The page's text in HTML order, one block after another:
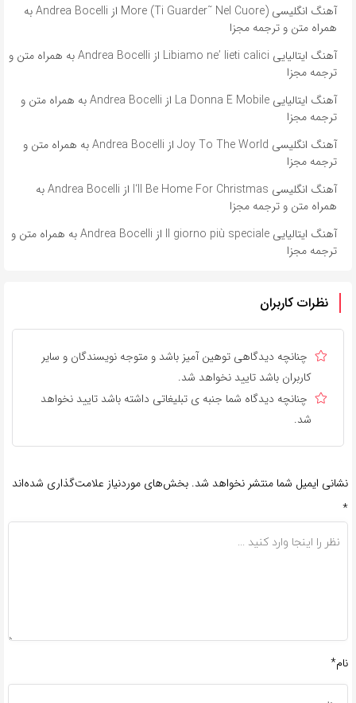
آهنگ انگلیسی More (Ti Guarder˜ Nel Cuore) از Andrea Bocelli به
همراه متن و ترجمه مجزا
آهنگ ایتالیایی Libiamo ne’ lieti calici از Andrea Bocelli به همراه متن و
ترجمه مجزا
آهنگ ایتالیایی La Donna È Mobile از Andrea Bocelli به همراه متن و
ترجمه مجزا
آهنگ انگلیسی Joy To The World از Andrea Bocelli به همراه متن و
ترجمه مجزا
آهنگ انگلیسی I‘ll Be Home For Christmas از Andrea Bocelli به
همراه متن و ترجمه مجزا
آهنگ ایتالیایی Il giorno più speciale از Andrea Bocelli به همراه متن و
ترجمه مجزا
نظرات کاربران
چنانچه دیدگاهی توهین آمیز باشد و متوجه نویسندگان و سایر
کاربران باشد تایید نخواهد شد.
چنانچه دیدگاه شما جنبه ی تبلیغاتی داشته باشد تایید نخواهد
شد.
نشانی ایمیل شما منتشر نخواهد شد. بخش‌های موردنیاز علامت‌گذاری شده‌اند
*
نام*